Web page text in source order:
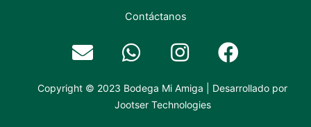
Contáctanos
Copyright © 2023 Bodega Mi Amiga | Desarrollado por
Jootser Technologies